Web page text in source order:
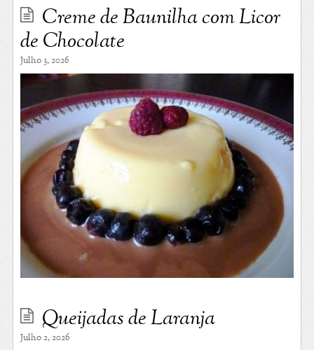
Creme de Baunilha com Licor
de Chocolate
Julho 3, 2026
Queijadas de Laranja
Julho 2, 2026